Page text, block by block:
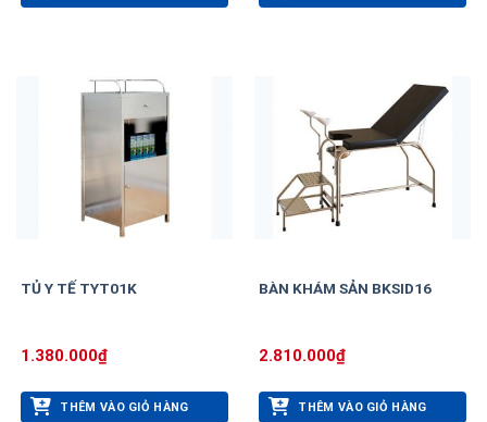
TỦ Y TẾ TYT01K
1.380.000₫
THÊM VÀO GIỎ HÀNG
BÀN KHÁM SẢN BKSID16
2.810.000₫
THÊM VÀO GIỎ HÀNG